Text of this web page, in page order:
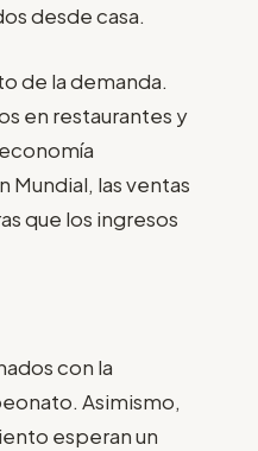
desde casa.
de la demanda.
en restaurantes y
Mundial, las ventas
que los ingresos
con la
Asimismo,
esperan un